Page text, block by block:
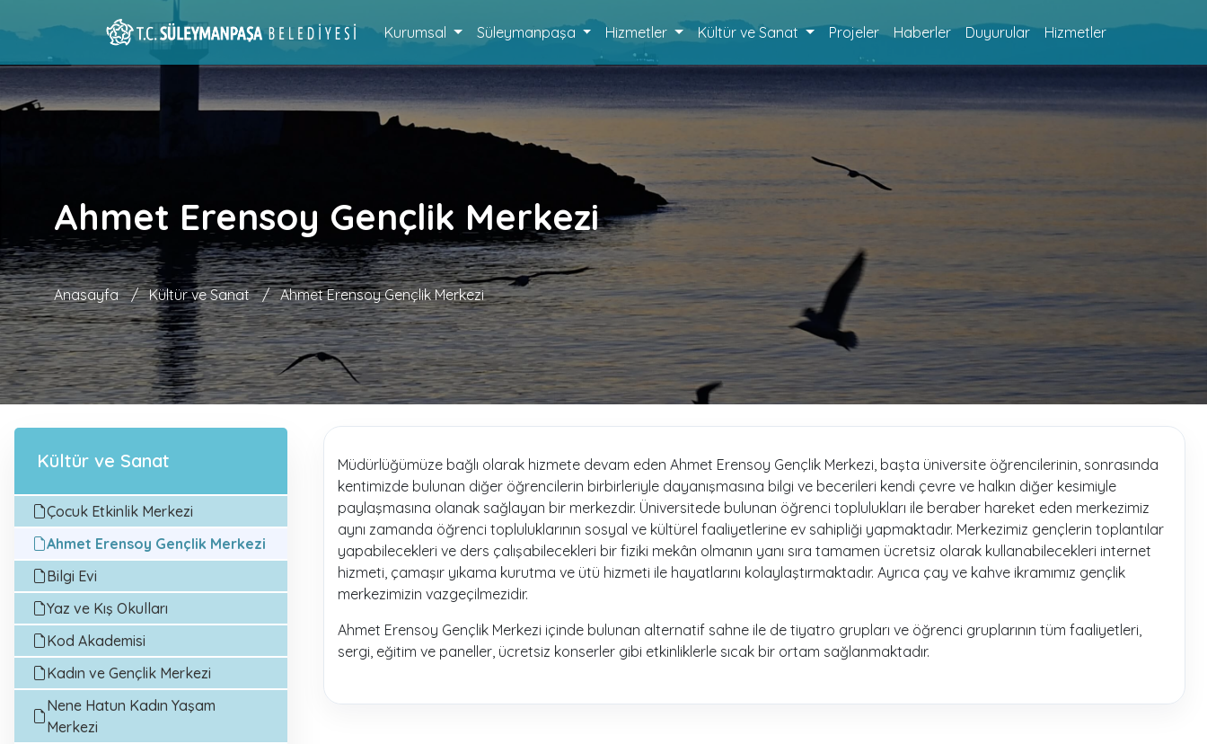
Kurumsal Süleymanpaşa Hizmetler Kültür ve Sanat Projeler Haberler Duyurular Hizmetler
Ahmet Erensoy Gençlik Merkezi
Anasayfa / Kültür ve Sanat / Ahmet Erensoy Gençlik Merkezi
Kültür ve Sanat
Çocuk Etkinlik Merkezi
Ahmet Erensoy Gençlik Merkezi
Bilgi Evi
Yaz ve Kış Okulları
Kod Akademisi
Kadın ve Gençlik Merkezi
Nene Hatun Kadın Yaşam
Merkezi
Müdürlüğümüze bağlı olarak hizmete devam eden Ahmet Erensoy Gençlik Merkezi, başta üniversite öğrencilerinin, sonrasında
kentimizde bulunan diğer öğrencilerin birbirleriyle dayanışmasına bilgi ve becerileri kendi çevre ve halkın diğer kesimiyle
paylaşmasına olanak sağlayan bir merkezdir. Üniversitede bulunan öğrenci toplulukları ile beraber hareket eden merkezimiz
aynı zamanda öğrenci topluluklarının sosyal ve kültürel faaliyetlerine ev sahipliği yapmaktadır. Merkezimiz gençlerin toplantılar
yapabilecekleri ve ders çalışabilecekleri bir fiziki mekân olmanın yanı sıra tamamen ücretsiz olarak kullanabilecekleri internet
hizmeti, çamaşır yıkama kurutma ve ütü hizmeti ile hayatlarını kolaylaştırmaktadır. Ayrıca çay ve kahve ikramımız gençlik
merkezimizin vazgeçilmezidir.
Ahmet Erensoy Gençlik Merkezi içinde bulunan alternatif sahne ile de tiyatro grupları ve öğrenci gruplarının tüm faaliyetleri,
sergi, eğitim ve paneller, ücretsiz konserler gibi etkinliklerle sıcak bir ortam sağlanmaktadır.